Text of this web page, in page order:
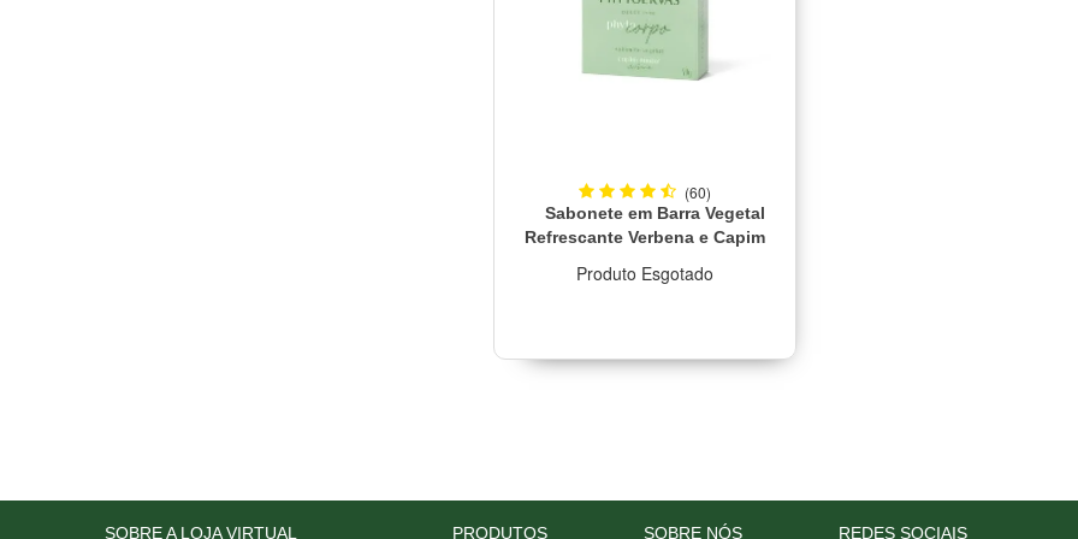
(60)
Sabonete em Barra Vegetal
Refrescante Verbena e Capim
Produto Esgotado
SOBRE A LOJA VIRTUAL PRODUTOS SOBRE NÓS REDES SOCIAIS